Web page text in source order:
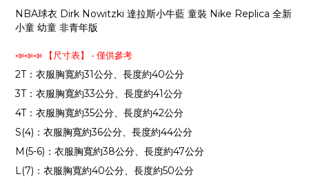
NBA球衣 Dirk Nowitzki 達拉斯小牛藍 童裝 Nike Replica 全新
小童 幼童 非青年版
📣📣📣 【尺寸表】 - 僅供參考
2T：衣服胸寬約31公分、長度約40公分
3T：衣服胸寬約33公分、長度約41公分
4T：衣服胸寬約35公分、長度約42公分
S(4)：衣服胸寬約36公分、長度約44公分
M(5-6)：衣服胸寬約38公分、長度約47公分
L(7)：衣服胸寬約40公分、長度約50公分